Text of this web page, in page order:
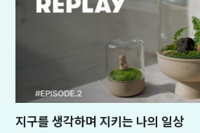
지구를 생각하며 지키는 나의 일상